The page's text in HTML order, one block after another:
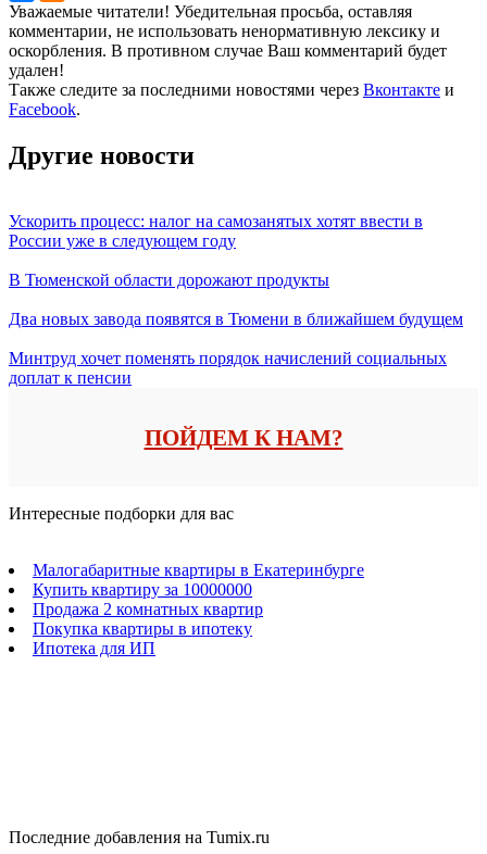
Уважаемые читатели! Убедительная просьба, оставляя
комментарии, не использовать ненормативную лексику и
оскорбления. В противном случае Ваш комментарий будет
удален!
Также следите за последними новостями через Вконтакте и
Facebook.
Другие новости
Ускорить процесс: налог на самозанятых хотят ввести в
России уже в следующем году
В Тюменской области дорожают продукты
Два новых завода появятся в Тюмени в ближайшем будущем
Минтруд хочет поменять порядок начислений социальных
доплат к пенсии
ПОЙДЕМ К НАМ?
Интересные подборки для вас
Малогабаритные квартиры в Екатеринбурге
Купить квартиру за 10000000
Продажа 2 комнатных квартир
Покупка квартиры в ипотеку
Ипотека для ИП
Последние добавления на Tumix.ru